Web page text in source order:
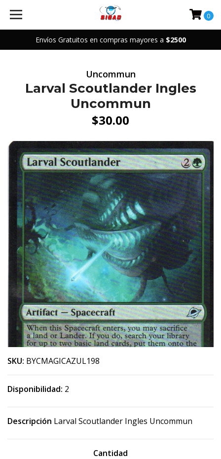
Envíos Gratuitos en compras mayores a $2500
0
Uncommun
Larval Scoutlander Ingles
Uncommun
$30.00
SKU: BYCMAGICAZUL198
Disponibilidad: 2
Descripción Larval Scoutlander Ingles Uncommun
Cantidad